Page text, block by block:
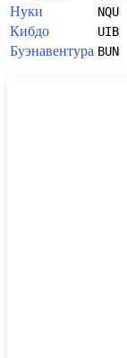
Нуки
NQU
Кибдо
UIB
Буэнавентура BUN